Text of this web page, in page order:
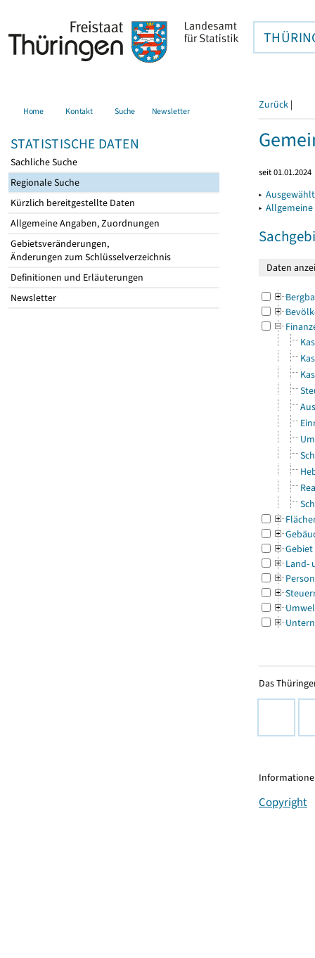
Home Kontakt Suche Newsletter
STATISTISCHE DATEN
Sachliche Suche
Regionale Suche
Kürzlich bereitgestellte Daten
Allgemeine Angaben, Zuordnungen
Gebietsveränderungen,
Änderungen zum Schlüsselverzeichnis
Definitionen und Erläuterungen
Newsletter
Zurück |
seit 01.01.2024
▸
▸
Gebiet
Land-
Das
Copyright